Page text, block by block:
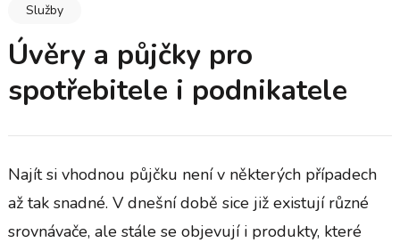
Služby
Úvěry a půjčky pro
spotřebitele i podnikatele
Najít si vhodnou půjčku není v některých případech
až tak snadné. V dnešní době sice již existují různé
srovnávače, ale stále se objevují i produkty, které